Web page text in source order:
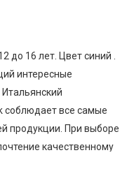
до 16 лет. Цвет синий .
интересные
соблюдает все самые
продукции. При выборе
качественному